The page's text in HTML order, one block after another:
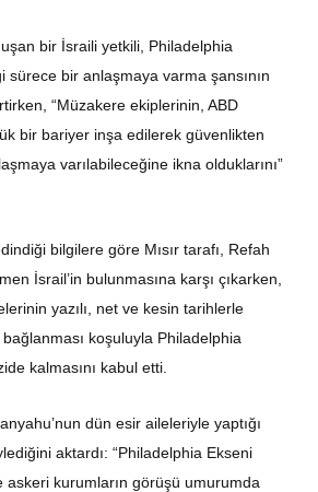
bir İsraili yetkili, Philadelphia
sürece bir anlaşmaya varma şansının
“Müzakere ekiplerinin, ABD
bir bariyer inşa edilerek güvenlikten
varılabileceğine ikna olduklarını”
bilgilere göre Mısır tarafı, Refah
İsrail’in bulunmasına karşı çıkarken,
yazılı, net ve kesin tarihlerle
koşuluyla Philadelphia
kalmasını kabul etti.
dün esir aileleriyle yaptığı
aktardı: “Philadelphia Ekseni
askeri kurumların görüşü umurumda